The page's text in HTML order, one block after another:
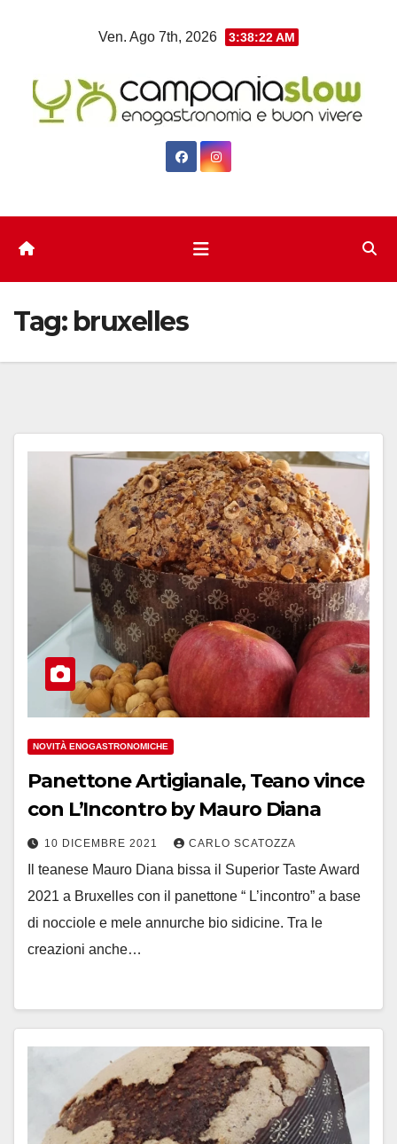
Ven. Ago 7th, 2026 3:38:22 AM
Tag: bruxelles
NOVITÀ ENOGASTRONOMICHE
Panettone Artigianale, Teano vince
con L’Incontro by Mauro Diana
10 DICEMBRE 2021 CARLO SCATOZZA
Il teanese Mauro Diana bissa il Superior Taste Award
2021 a Bruxelles con il panettone “ L’incontro” a base
di nocciole e mele annurche bio sidicine. Tra le
creazioni anche…